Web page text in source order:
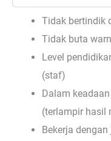
Tidak bertindik
Tidak buta
Level
(staf)
Dalam
(terlampir hasil
Bekerja